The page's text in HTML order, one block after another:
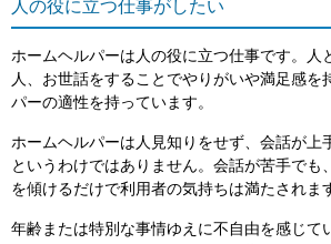
人の役に立つ仕事がしたい
ホームヘルパーは人の役に立つ仕事です。人
人、お世話をすることでやりがいや満足感を
パーの適性を持っています。
ホームヘルパーは人見知りをせず、会話が上
というわけではありません。会話が苦手でも
を傾けるだけで利用者の気持ちは満たされま
年齢または特別な事情ゆえに不自由を感じて